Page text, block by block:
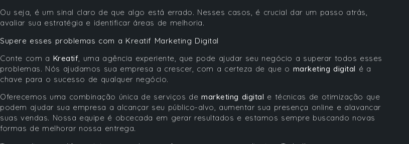
Ou seja, é um sinal claro de que algo está errado. Nesses casos, é crucial dar um passo atrás,
avaliar sua estratégia e identificar áreas de melhoria.
Supere esses problemas com a Kreatif Marketing Digital
Conte com a Kreatif, uma agência experiente, que pode ajudar seu negócio a superar todos esses
problemas. Nós ajudamos sua empresa a crescer, com a certeza de que o marketing digital é a
chave para o sucesso de qualquer negócio.
Oferecemos uma combinação única de serviços de marketing digital e técnicas de otimização que
podem ajudar sua empresa a alcançar seu público-alvo, aumentar sua presença online e alavancar
suas vendas. Nossa equipe é obcecada em gerar resultados e estamos sempre buscando novas
formas de melhorar nossa entrega.